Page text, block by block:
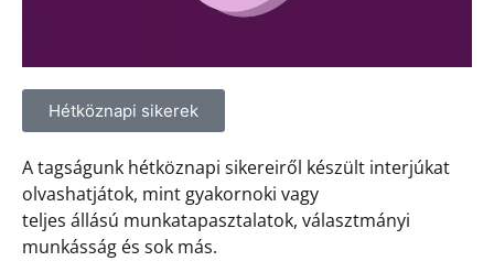
Hétköznapi sikerek
A tagságunk hétköznapi sikereiről készült interjúkat
olvashatjátok, mint gyakornoki vagy
teljes állású munkatapasztalatok, választmányi
munkásság és sok más.